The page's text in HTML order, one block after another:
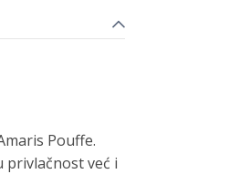
Pouffe.
privlačnost već i